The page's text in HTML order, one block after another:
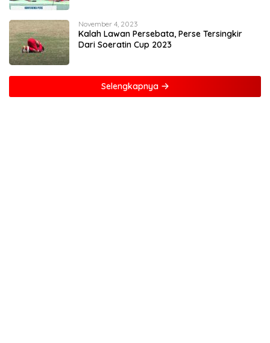
November 4, 2023
Kalah Lawan Persebata, Perse Tersingkir
Dari Soeratin Cup 2023
Selengkapnya